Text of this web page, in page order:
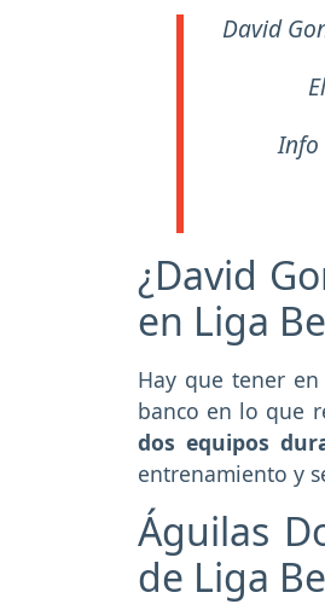
David
Info
¿David
en Liga
Hay que tener
banco en lo que
dos equipos
entrenamiento y
Águilas
de Liga